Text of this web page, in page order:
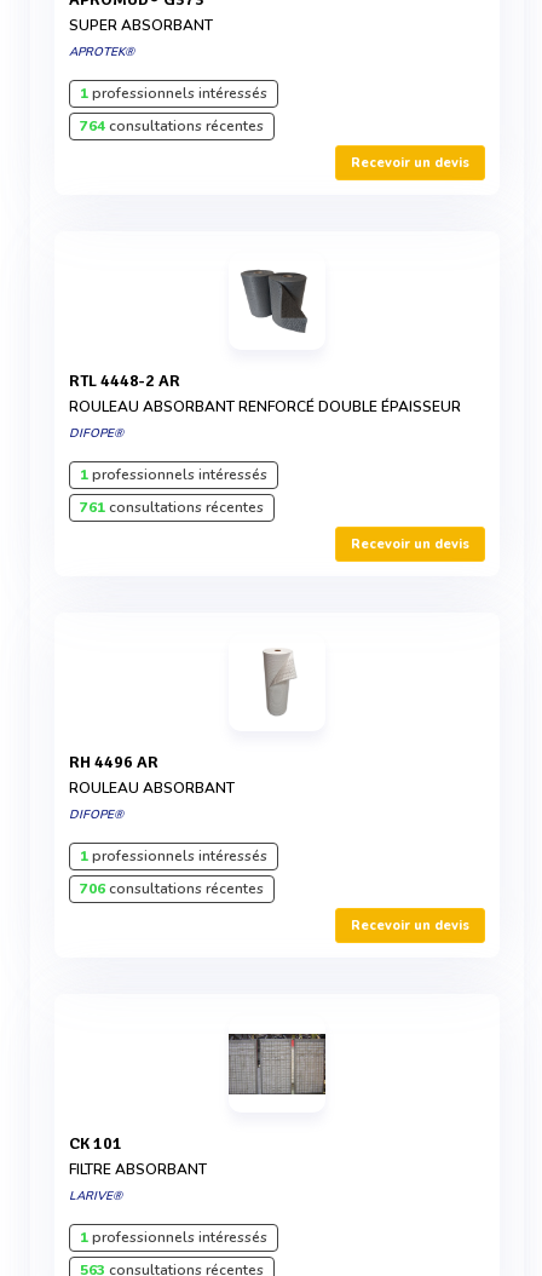
SUPER ABSORBANT
APROTEK®
1professionnels intéressés
764consultations récentes
Recevoir un devis
RTL 4448-2 AR
ROULEAU ABSORBANT RENFORCÉ DOUBLE ÉPAISSEUR
DIFOPE®
1professionnels intéressés
761consultations récentes
Recevoir un devis
RH 4496 AR
ROULEAU ABSORBANT
DIFOPE®
1professionnels intéressés
706consultations récentes
Recevoir un devis
CK 101
FILTRE ABSORBANT
LARIVE®
1professionnels intéressés
563 consultations récentes